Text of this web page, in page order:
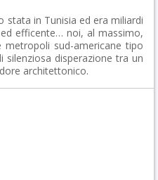
stata in Tunisia ed era miliardi
efficente… noi, al massimo,
sud-americane tipo
disperazione tra un
architettonico.